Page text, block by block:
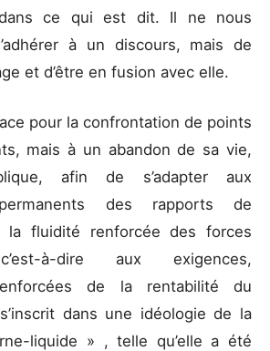
ce qui est dit. Il ne nous
à un discours, mais de
et d’être en fusion avec elle.
pour la confrontation de points
mais à un abandon de sa vie,
afin de s’adapter aux
des rapports de
la fluidité renforcée des forces
à-dire aux exigences,
de la rentabilité du
dans une idéologie de la
liquide » , telle qu’elle a été